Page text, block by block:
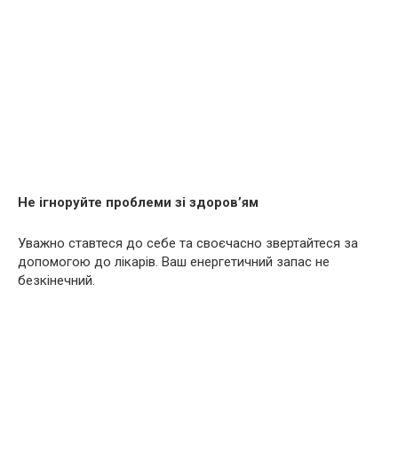
Не ігноруйте проблеми зі здоров’ям
Уважно ставтеся до себе та своєчасно звертайтеся за
допомогою до лікарів. Ваш енергетичний запас не
безкінечний.